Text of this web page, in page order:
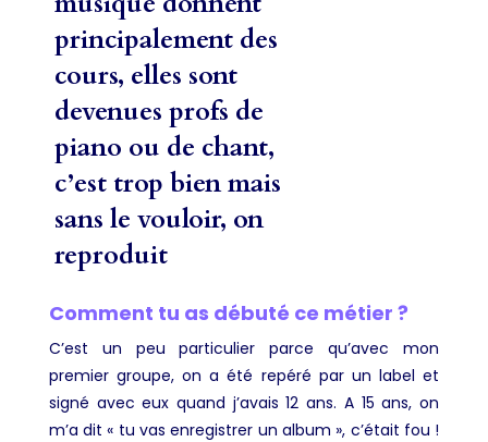
principalement des
cours, elles sont
devenues profs de
piano ou de chant,
c’est trop bien mais
sans le vouloir, on
reproduit
Comment tu as débuté ce métier ?
C’est un peu particulier parce qu’avec mon
premier groupe, on a été repéré par un label et
signé avec eux quand j’avais 12 ans. A 15 ans, on
m’a dit « tu vas enregistrer un album », c’était fou !